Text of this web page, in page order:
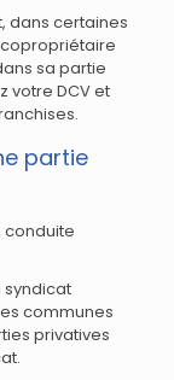
dans certaines
sa partie
votre DCV et
partie
conduite
syndicat
communes
privatives